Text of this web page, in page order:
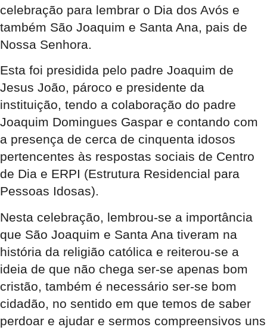
celebração para lembrar o Dia dos Avós e
também São Joaquim e Santa Ana, pais de
Nossa Senhora.
Esta foi presidida pelo padre Joaquim de
Jesus João, pároco e presidente da
instituição, tendo a colaboração do padre
Joaquim Domingues Gaspar e contando com
a presença de cerca de cinquenta idosos
pertencentes às respostas sociais de Centro
de Dia e ERPI (Estrutura Residencial para
Pessoas Idosas).
Nesta celebração, lembrou-se a importância
que São Joaquim e Santa Ana tiveram na
história da religião católica e reiterou-se a
ideia de que não chega ser-se apenas bom
cristão, também é necessário ser-se bom
cidadão, no sentido em que temos de saber
perdoar e ajudar e sermos compreensivos uns